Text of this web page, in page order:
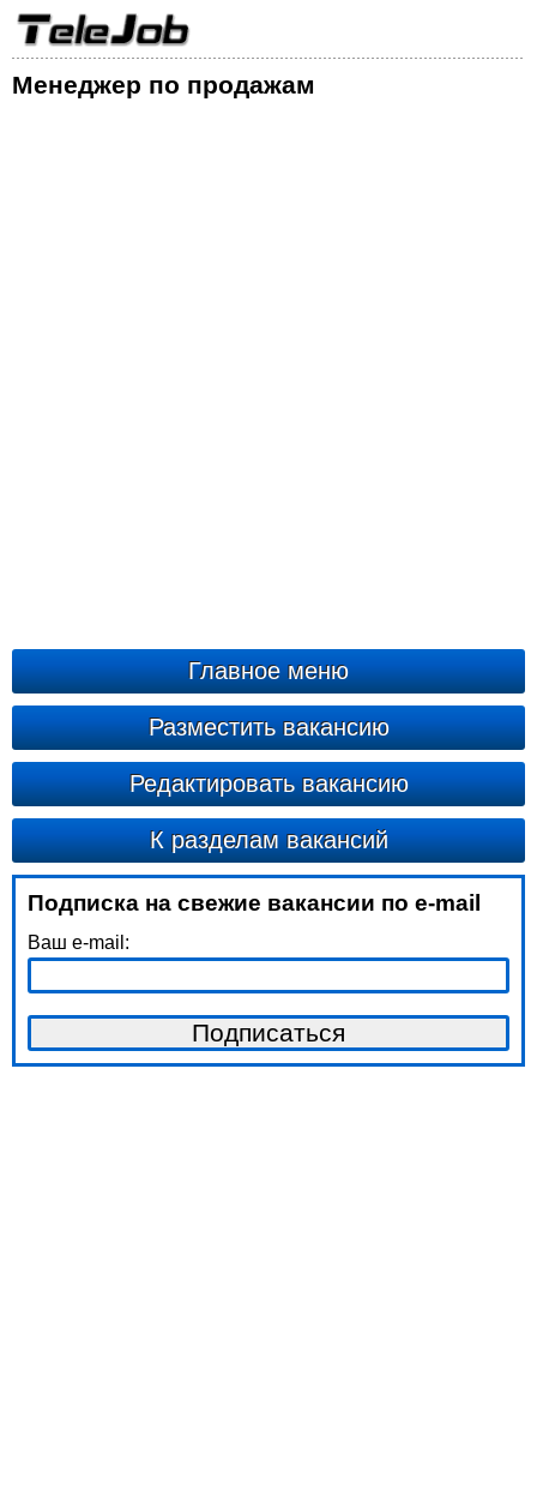
Менеджер по продажам
Главное меню
Разместить вакансию
Редактировать вакансию
К разделам вакансий
Подписка на свежие вакансии по e-mail
Ваш e-mail: